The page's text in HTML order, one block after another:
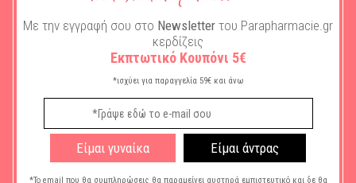
Οι εξαιρετικά τροχιασμένες άκρες τους εφάπτονται άψογα
αφαιρόντας ακόμη και την πιό λεπτή τρίχα.
Χαρακτηριστικά
Με την εγγραφή σου στο Newsletter του Parapharmacie.gr
κερδίζεις
Εκπτωτικό Κουπόνι 5€
*ισχύει για παραγγελία 59€ και άνω
Είμαι γυναίκα Είμαι άντρας
*Το email που θα συμπληρώσεις θα παραμείνει αυστηρά εμπιστευτικό και δε θα